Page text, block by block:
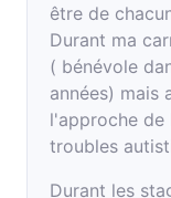
être de
Durant ma
( bénévole
années) mais
l'approche de
troubles
Durant les